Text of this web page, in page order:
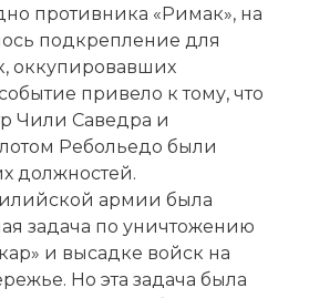
противника «Римак», на
подкрепление для
оккупировавших
привело к тому, что
Чили Саведра и
Ребольедо были
должностей.
армии была
задача по уничтожению
и высадке войск на
Но эта задача была